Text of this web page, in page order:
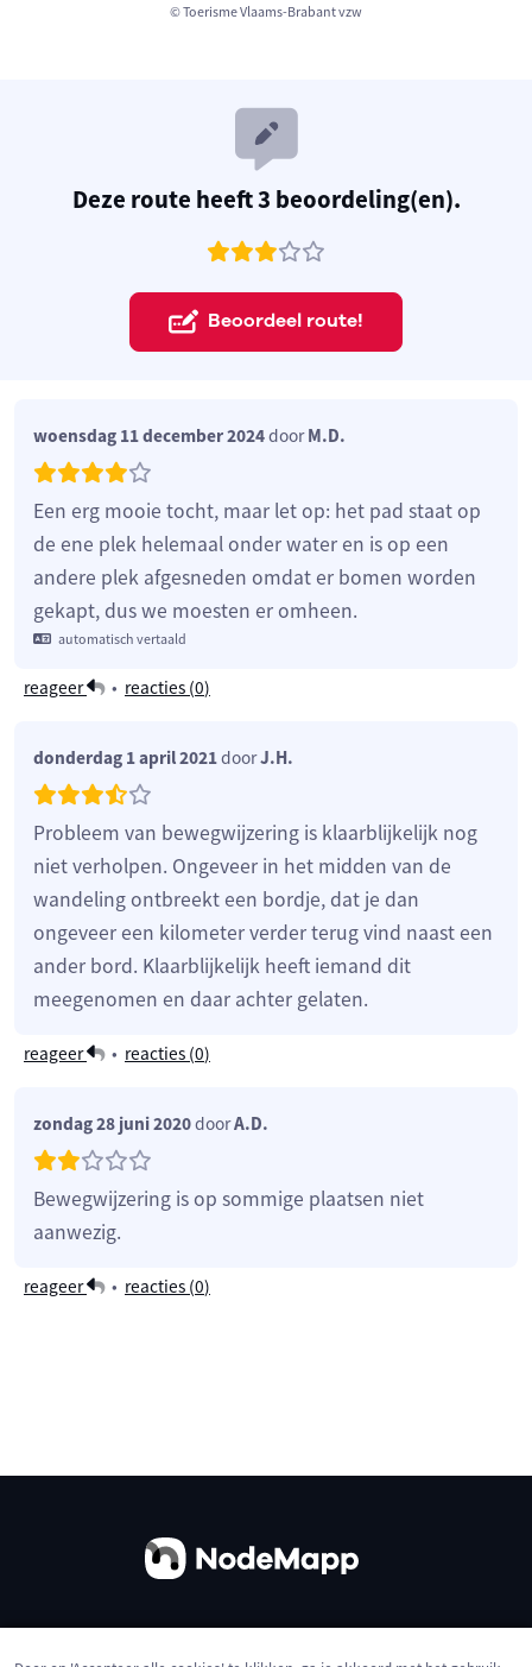
© Toerisme Vlaams-Brabant vzw
Deze route heeft 3 beoordeling(en).
Beoordeel route!
woensdag 11 december 2024doorM.D.
Een erg mooie tocht, maar let op: het pad staat op
de ene plek helemaal onder water en is op een
andere plek afgesneden omdat er bomen worden
gekapt, dus we moesten er omheen.
automatisch vertaald
reageer • reacties (0)
donderdag 1 april 2021doorJ.H.
Probleem van bewegwijzering is klaarblijkelijk nog
niet verholpen. Ongeveer in het midden van de
wandeling ontbreekt een bordje, dat je dan
ongeveer een kilometer verder terug vind naast een
ander bord. Klaarblijkelijk heeft iemand dit
meegenomen en daar achter gelaten.
reageer • reacties (0)
zondag 28 juni 2020doorA.D.
Bewegwijzering is op sommige plaatsen niet
aanwezig.
reageer • reacties (0)